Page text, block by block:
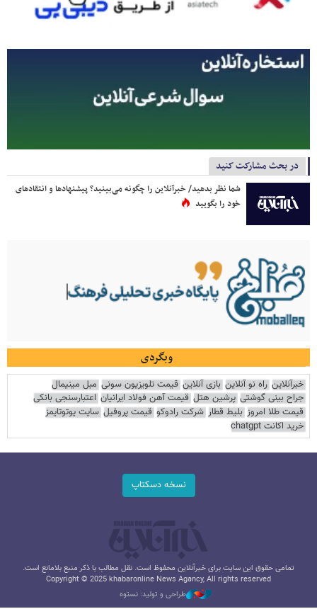
در بحث مشارکت کنید
شما نظر بدهید/ خبرآنلاین را چگونه می‌بینید؟ پیشنهادها و انتقادهای
خود را بگویید
وبگردی
خبرآنلاین راه نو آنلاین بازی آنلاین قیمت تلویزیون سونی مبل مینیمال
جراح بینی گوشتی پرشین هتل قیمت آهن فولاد ایرانیان اعتبارسنجی بانکی
قیمت طلا امروز بلیط قطار شرکت رادوکو قیمت پروفیل سایت یوتوتایمز
خرید اکانت chatgpt
نسخه دسکتاپ
تمامی حقوق این سایت برای خبرآنلاین محفوظ است. نقل مطالب با ذکر منبع بلامانع است.
Copyright © 2025 khabaronline News Agancy, All rights reserved
طراحی و تولید: نستوه